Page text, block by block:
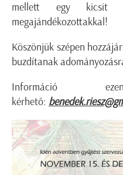
mellett egy kicsit
megajándékozottakkal!
Köszönjük szépen
buzdítanak
Információ
kérhető: